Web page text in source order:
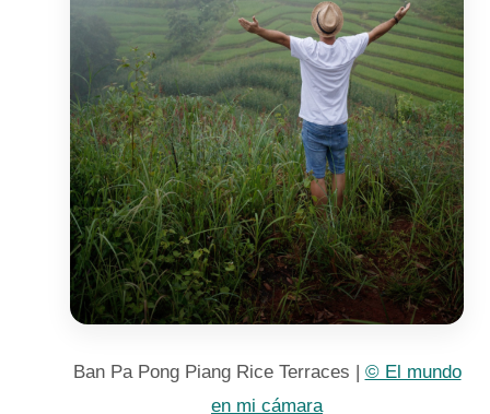
Ban Pa Pong Piang Rice Terraces | © El mundo
en mi cámara